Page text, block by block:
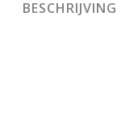
BESCHRIJVING